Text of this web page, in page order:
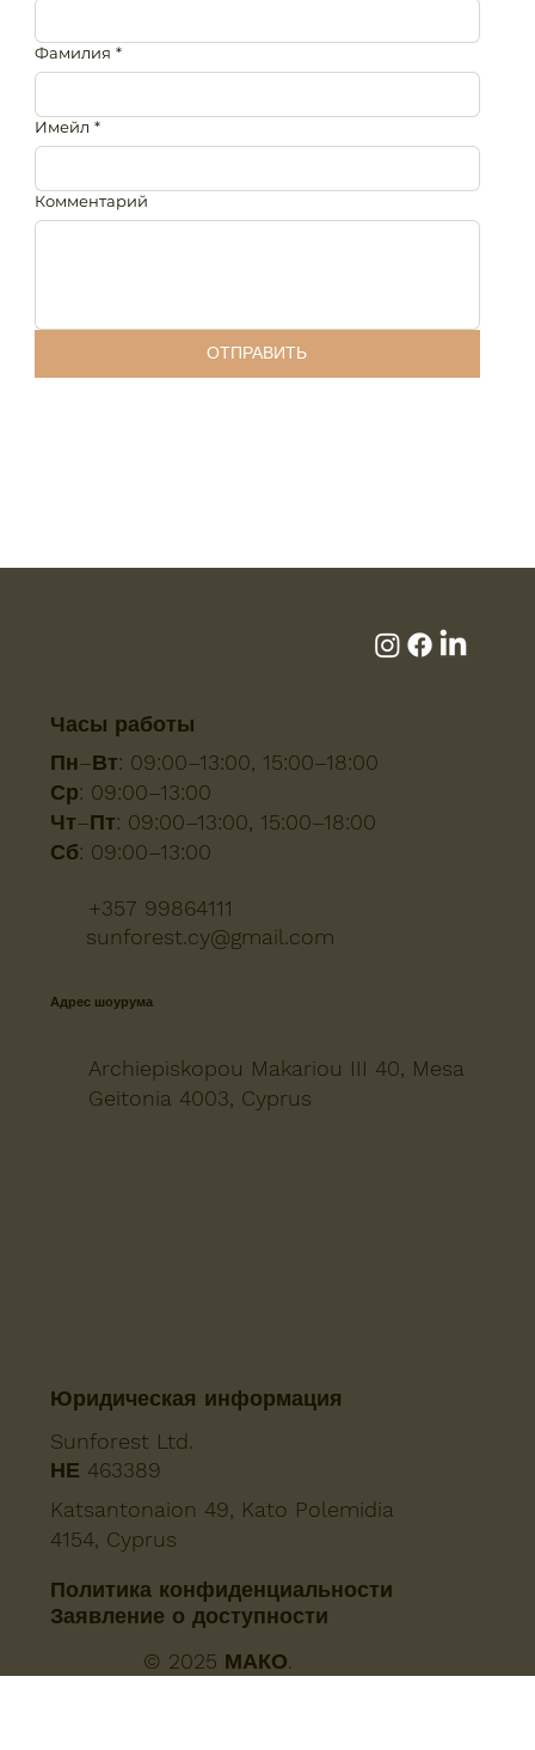
Фамилия *
Имейл *
Комментарий
ОТПРАВИТЬ
Sunforest Ltd.
ΗΕ 463389
Katsantonaion 49, Kato Polemidia
4154, Cyprus
Политика конфиденциальности
Заявление о доступности
Адрес шоурума
+357 99864111
sunforest.cy@gmail.com
Юридическая информация
Часы работы
Пн–Вт: 09:00–13:00, 15:00–18:00
Ср: 09:00–13:00
Чт–Пт: 09:00–13:00, 15:00–18:00
Сб: 09:00–13:00
Archiepiskopou Makariou III 40, Mesa
Geitonia 4003, Cyprus
© 2025 МАКО.